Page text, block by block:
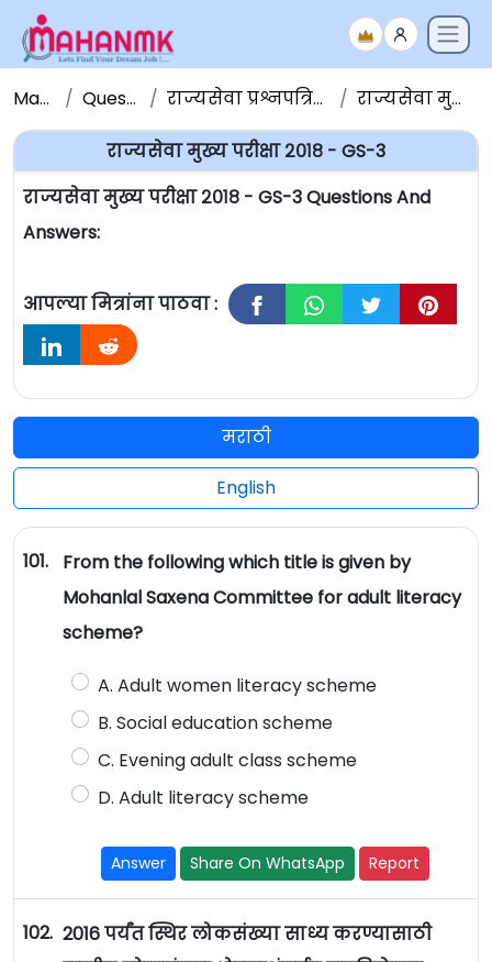
Maha NMK Question Papers राज्यसेवा प्रश्नपत्रिका संच - Question Papers राज्यसेवा मुख्य परीक्षा २०१८ - GS-3
राज्यसेवा मुख्य परीक्षा २०१८ - GS-3
राज्यसेवा मुख्य परीक्षा २०१८ - GS-3 Questions And
Answers:
आपल्या मित्रांना पाठवा :
मराठी
English
101.
From the following which title is given by
Mohanlal Saxena Committee for adult literacy
scheme?
A. Adult women literacy scheme
B. Social education scheme
C. Evening adult class scheme
D. Adult literacy scheme
Answer Share On WhatsApp Report
102. 2016 पर्यंत स्थिर लोकसंख्या साध्य करण्यासाठी